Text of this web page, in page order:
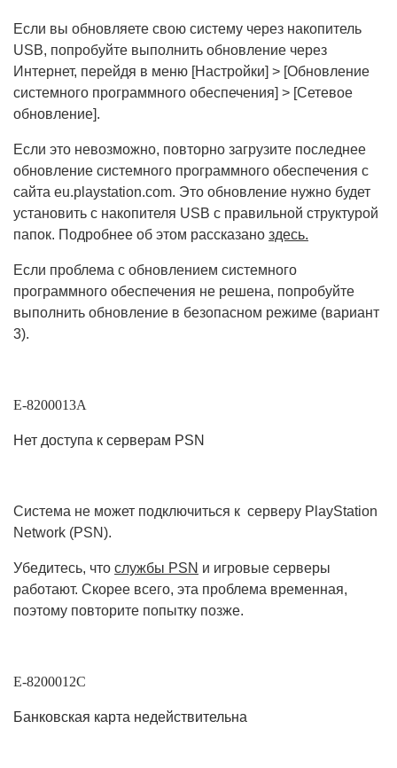
Если вы обновляете свою систему через накопитель
USB, попробуйте выполнить обновление через
Интернет, перейдя в меню [Настройки] > [Обновление
системного программного обеспечения] > [Сетевое
обновление].
Если это невозможно, повторно загрузите последнее
обновление системного программного обеспечения с
сайта eu.playstation.com. Это обновление нужно будет
установить с накопителя USB с правильной структурой
папок. Подробнее об этом рассказано здесь.
Если проблема с обновлением системного
программного обеспечения не решена, попробуйте
выполнить обновление в безопасном режиме (вариант
3).
E-8200013A
Нет доступа к серверам PSN
Система не может подключиться к серверу PlayStation
Network (PSN).
Убедитесь, что службы PSN и игровые серверы
работают. Скорее всего, эта проблема временная,
поэтому повторите попытку позже.
E-8200012C
Банковская карта недействительна